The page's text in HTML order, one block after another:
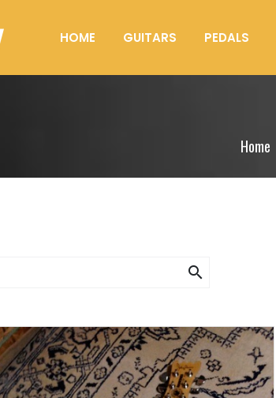
HOME GUITARS PEDALS
Home
search